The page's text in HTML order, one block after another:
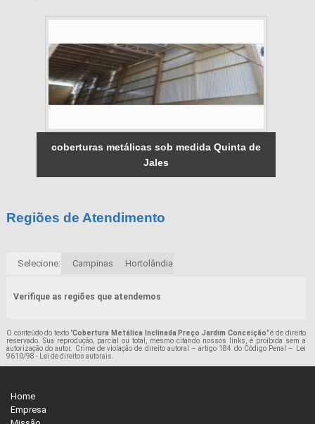
coberturas metálicas sob medida Quinta de
Jales
Regiões de Atendimento
Selecione: Campinas Hortolândia
Verifique as regiões que atendemos
O conteúdo do texto "Cobertura Metálica Inclinada Preço Jardim Conceição" é de direito
reservado. Sua reprodução, parcial ou total, mesmo citando nossos links, é proibida sem a
autorização do autor. Crime de violação de direito autoral – artigo 184 do Código Penal –
Lei
9610/98 - Lei de direitos autorais
Home
Empresa